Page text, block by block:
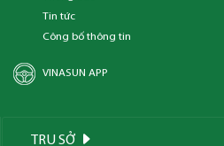
Tin tức
Công bố thông tin
VINASUN APP
TRỤ SỞ